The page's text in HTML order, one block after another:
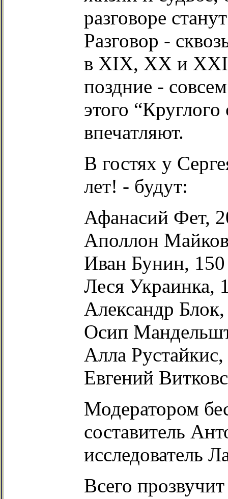
разговоре
Разговор -
в XIX, XX и XXI
поздние -
этого
впечатляют.
В гостях у
лет! - будут:
Афанасий Фет,
Аполлон
Иван Бунин, 150
Леся Украинка,
Александр
Осип
Алла Рустайкис,
Евгений
Модератором
составитель
исследователь
Всего